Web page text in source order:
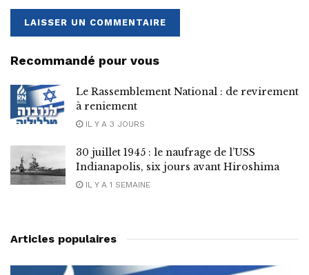
Recommandé pour vous
Le Rassemblement National : de revirement
à reniement
IL Y A 3 JOURS
30 juillet 1945 : le naufrage de l’USS
Indianapolis, six jours avant Hiroshima
IL Y A 1 SEMAINE
Articles populaires